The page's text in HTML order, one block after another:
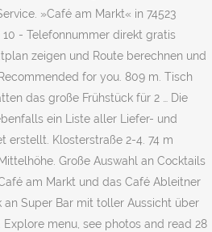
»Café am Markt« in 74523
- Telefonnummer direkt gratis
zeigen und Route berechnen und
for you. 809 m. Tisch
das große Frühstück für 2 … Die
ein Liste aller Liefer- und
erstellt. Klosterstraße 2-4. 74 m
Große Auswahl an Cocktails
am Markt und das Café Ableitner
an Super Bar mit toller Aussicht über
menu, see photos and read 28